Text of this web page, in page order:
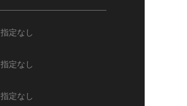
指定なし
指定なし
指定なし